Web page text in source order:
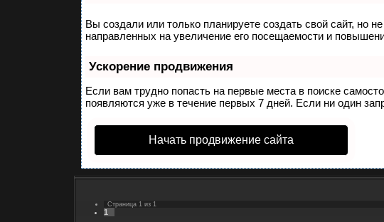
Вы создали или только планируете создать свой сайт, но
направленных на увеличение его посещаемости и
Ускорение продвижения
Если вам трудно попасть на первые места в поиске
появляются уже в течение первых 7 дней. Если ни один
Начать продвижение сайта
Страница 1 из 1
1